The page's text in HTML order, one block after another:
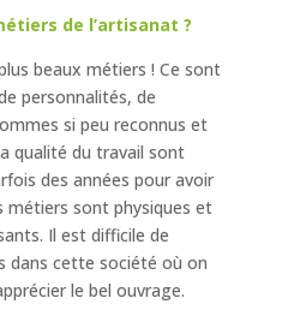
de l’artisanat ?
beaux métiers ! Ce sont
personnalités, de
si peu reconnus et
qualité du travail sont
des années pour avoir
métiers sont physiques et
Il est difficile de
dans cette société où on
le bel ouvrage.